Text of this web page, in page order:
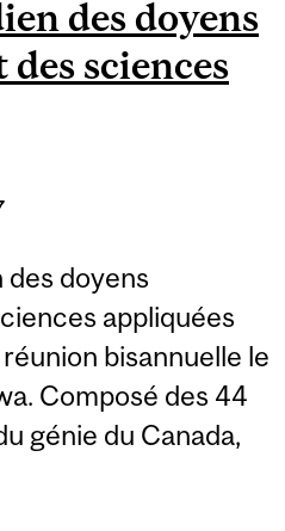
UNE SOLUTION
ANTIGIVRAGE
des doyens
des sciences
des doyens
appliquées
bisannuelle le
Composé des 44
génie du Canada,